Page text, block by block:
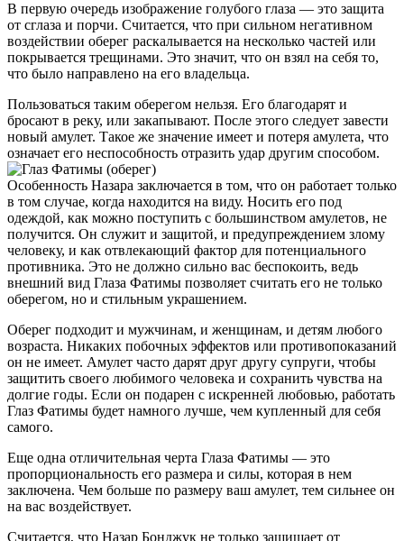
В первую очередь изображение голубого глаза — это защита
от сглаза и порчи. Считается, что при сильном негативном
воздействии оберег раскалывается на несколько частей или
покрывается трещинами. Это значит, что он взял на себя то,
что было направлено на его владельца.
Пользоваться таким оберегом нельзя. Его благодарят и
бросают в реку, или закапывают. После этого следует завести
новый амулет. Такое же значение имеет и потеря амулета, что
означает его неспособность отразить удар другим способом.
Особенность Назара заключается в том, что он работает только
в том случае, когда находится на виду. Носить его под
одеждой, как можно поступить с большинством амулетов, не
получится. Он служит и защитой, и предупреждением злому
человеку, и как отвлекающий фактор для потенциального
противника. Это не должно сильно вас беспокоить, ведь
внешний вид Глаза Фатимы позволяет считать его не только
оберегом, но и стильным украшением.
Оберег подходит и мужчинам, и женщинам, и детям любого
возраста. Никаких побочных эффектов или противопоказаний
он не имеет. Амулет часто дарят друг другу супруги, чтобы
защитить своего любимого человека и сохранить чувства на
долгие годы. Если он подарен с искренней любовью, работать
Глаз Фатимы будет намного лучше, чем купленный для себя
самого.
Еще одна отличительная черта Глаза Фатимы — это
пропорциональность его размера и силы, которая в нем
заключена. Чем больше по размеру ваш амулет, тем сильнее он
на вас воздействует.
Считается, что Назар Бонджук не только защищает от